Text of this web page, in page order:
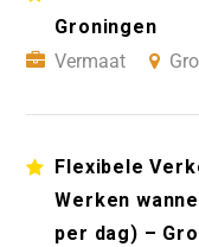
Groningen
Vermaat
Flexibele
Werken
per dag) –